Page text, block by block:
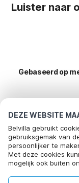
DEZE WEBSITE
Belvilla gebruikt
gebruiksgemak van
persoonlijker te
Met deze cookies
mogelijk ook buiten
social media.
Luister naar
Gebaseerd op
Meest
vakantie
Populaire
Kindvriendelijke
Vakantiehuis met
Toplanden met